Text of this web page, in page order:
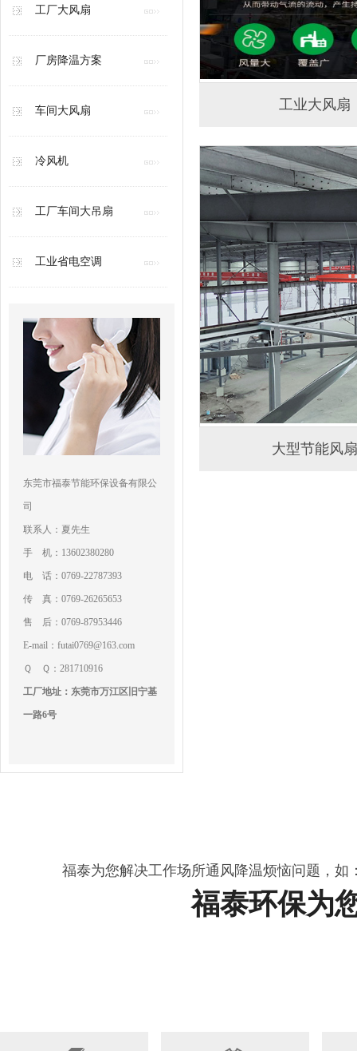
工厂大风扇
厂房降温方案
车间大风扇
冷风机
工厂车间大吊扇
工业省电空调
东莞市福泰节能环保设备有限公
司
联系人：夏先生
手 机：13602380280
电 话：0769-22787393
传 真：0769-26265653
售 后：0769-87953446
E-mail：futai0769@163.com
Ｑ Ｑ：281710916
工厂地址：东莞市万江区旧宁基
一路6号
工业大风扇
大型节能风扇
福泰为您解决工作场所通风降温烦恼问题，
福泰环保为